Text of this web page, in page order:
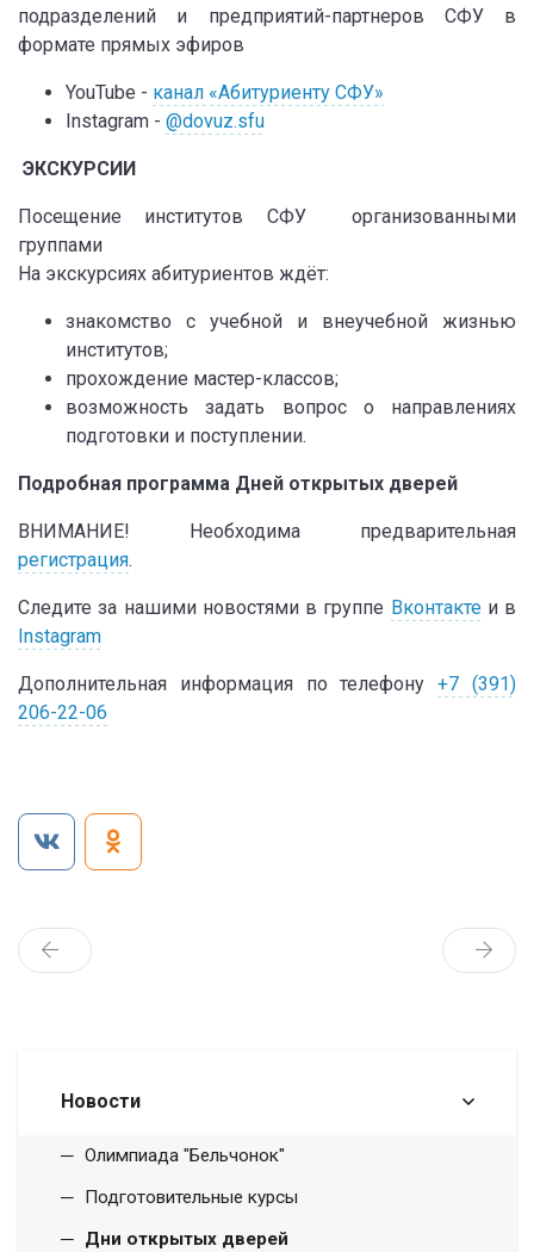
Новости
Олимпиада "Бельчонок"
Подготовительные курсы
Дни открытых дверей
подразделений и предприятий-партнеров СФУ в
формате прямых эфиров
YouTube - канал «Абитуриенту СФУ»
Instagram - @dovuz.sfu
ЭКСКУРСИИ
Посещение институтов СФУ организованными
группами
На экскурсиях абитуриентов ждёт:
знакомство с учебной и внеучебной жизнью
институтов;
прохождение мастер-классов;
возможность задать вопрос о направлениях
подготовки и поступлении.
Подробная программа Дней открытых дверей
ВНИМАНИЕ! Необходима предварительная
регистрация.
Следите за нашими новостями в группе Вконтактеи в
Instagram
Дополнительная информация по телефону+7 (391)
206-22-06